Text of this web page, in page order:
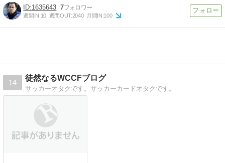
1635643 7
週間IN:10 週間OUT:2040 月間IN:100
14
徒然なるWCCFブログ
サッカーオタクです。サッカーカードオタクです。